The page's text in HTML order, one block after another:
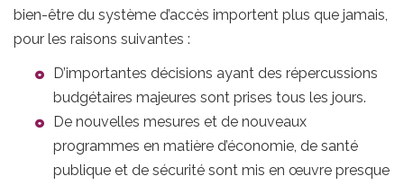
bien-être du système d’accès importent plus que jamais,
pour les raisons suivantes :
D’importantes décisions ayant des répercussions
budgétaires majeures sont prises tous les jours.
De nouvelles mesures et de nouveaux
programmes en matière d’économie, de santé
publique et de sécurité sont mis en œuvre presque